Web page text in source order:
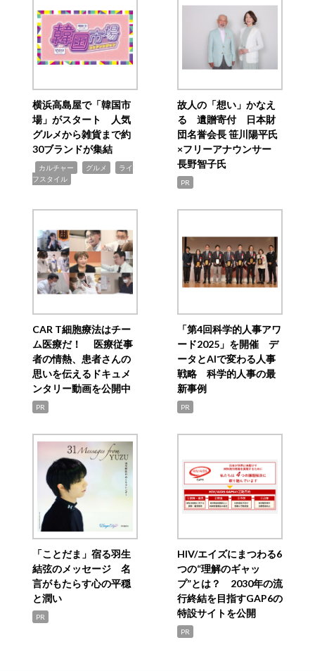
横浜高島屋で「韓国市
場」がスタート 人気
グルメから雑貨まで約
30ブランドが集結
カルチャー グルメ
ライ
フスタイル
故人の「想い」かなえ
る 遺贈寄付 日本財
団名誉会長 笹川陽平氏
×フリーアナウンサー
長野智子氏
PR
CAR T細胞療法はチー
ム医療だ！ 医療従事
者の情熱、患者さんの
思いを伝えるドキュメ
ンタリー動画を公開中
PR
「第4回科学的人事アワ
ード2025」を開催 デ
ータとAIで変わる人事
戦略 科学的人事の最
新事例
PR
「ことだま」宿る羽生
結弦のメッセージ 名
言がもたらす心の平穏
と潤い
PR
HIV/エイズにまつわる6
つの“理解のギャッ
プ”とは？ 2030年の流
行終結を目指すGAP6の
特設サイトを公開
PR